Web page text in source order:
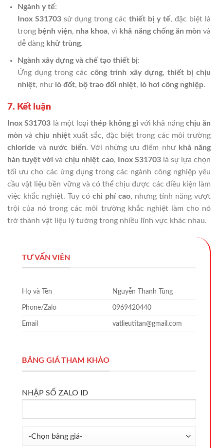
Ngành y tế:
Inox S31703sử dụng trong các thiết bị y tế, đặc biệt là
trong bệnh viện, nha khoa, vì khả năng chống ăn mòn và
dễ dàng khử trùng.
Ngành xây dựng và chế tạo thiết bị:
Ứng dụng trong cáccông trình xây dựng, thiết bị chịu
nhiệt, như lò đốt, bộ trao đổi nhiệt, lò hơi công nghiệp.
7. Kết luận
Inox S31703 là một loạithép không gỉvới khả năng chịu ăn
mòn vàchịu nhiệtxuất sắc, đặc biệt trong các môi trường
chloride và nước biển. Với những ưu điểm như khả năng
hàn tuyệt vời vàchịu nhiệt cao, Inox S31703là sự lựa chọn
tối ưu cho các ứng dụng trong các ngành công nghiệp yêu
cầu vật liệu bền vững và có thể chịu được các điều kiện làm
việc khắc nghiệt. Tuy có chi phí cao, nhưng tính năng vượt
trội của nó trong các môi trường khắc nghiệt làm cho nó
trở thành vật liệu lý tưởng trong nhiều lĩnh vực khác nhau.
TƯ VẤN VIÊN
Họ và Tên Nguyễn Thanh Tùng
Phone/Zalo 0969420440
Email vatlieutitan@gmail.com
BẢNG GIÁ THAM KHẢO
NHẬP SỐ ZALO ID